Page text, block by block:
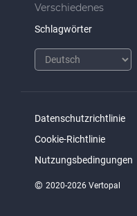
Verschiedenes
Schlagwörter
Datenschutzrichtlinie
Cookie-Richtlinie
Nutzungsbedingungen
© 2020-2026 Vertopal